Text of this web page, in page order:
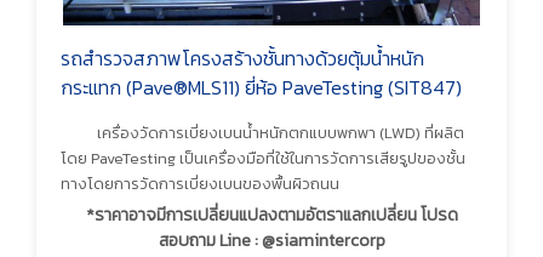
รถสำรวจสภาพโครงสร้างชั้นทางด้วยตุ้มน้ำหนัก
กระแทก (Pave®MLS11) ยี่ห้อ PaveTesting (SIT847)
เครื่องวัดการเบี่ยงเบนน้ำหนักตกแบบพกพา (LWD) ที่ผลิต
โดย PaveTesting เป็นเครื่องมือที่ใช้ในการวัดการเสียรูปของชั้น
ทางโดยการวัดการเบี่ยงเบนของพื้นผิวถนน
*ราคาอาจมีการเปลี่ยนแปลงตามอัตราแลกเปลี่ยน โปรด
สอบถาม Line : @siamintercorp